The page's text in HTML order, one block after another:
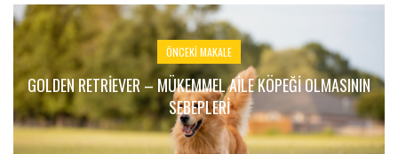
ÖNCEKI MAKALE
GOLDEN RETRIEVER – MÜKEMMEL AILE KÖPEĞI OLMASININ
SEBEPLERI